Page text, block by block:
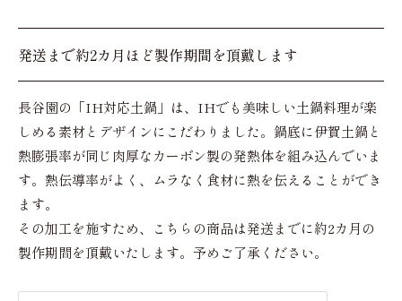
発送まで約2カ月ほど製作期間を頂戴します
長谷園の「IH対応土鍋」は、IHでも美味しい土鍋料理が楽
しめる素材とデザインにこだわりました。鍋底に伊賀土鍋と
熱膨張率が同じ肉厚なカーボン製の発熱体を組み込んでいま
す。熱伝導率がよく、ムラなく食材に熱を伝えることができ
ます。
その加工を施すため、こちらの商品は発送までに約2カ月の
製作期間を頂戴いたします。予めご了承ください。